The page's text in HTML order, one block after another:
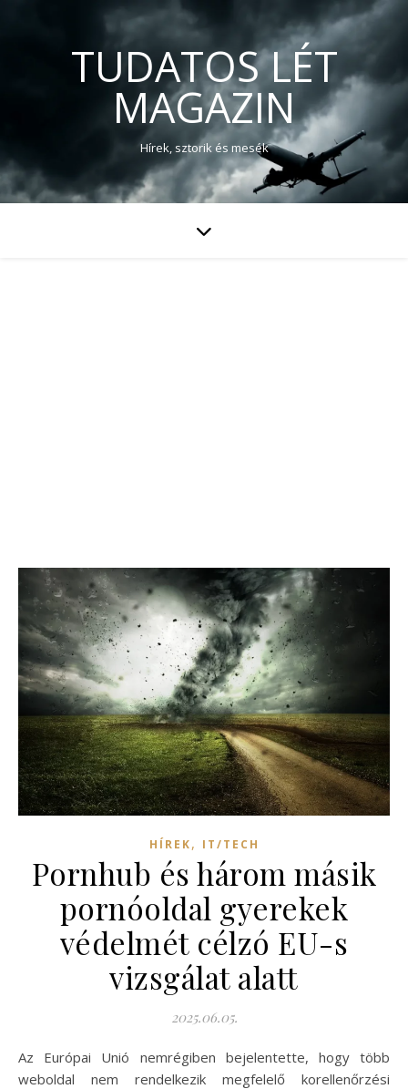
TUDATOS LÉT
MAGAZIN
Hírek, sztorik és mesék
HÍREK, IT/TECH
Pornhub és három másik
pornóoldal gyerekek
védelmét célzó EU-s
vizsgálat alatt
2025.06.05.
Az Európai Unió nemrégiben bejelentette, hogy több
weboldal nem rendelkezik megfelelő korellenőrzési